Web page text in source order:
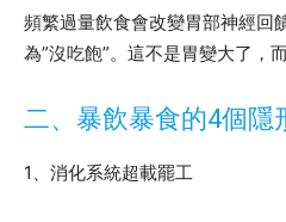
頻繁過量飲食會改變胃部神經回
為”沒吃飽”。這不是胃變大了，
二、暴飲暴食的4個隱
1、消化系統超載罷工